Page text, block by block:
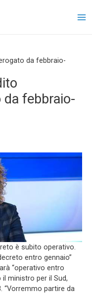
da febbraio-
febbraio-
è subito operativo.
entro gennaio”
“operativo entro
il ministro per il Sud,
“Vorremmo partire da